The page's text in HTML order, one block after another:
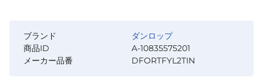
ブランド
ダンロップ
商品ID
A-10835575201
メーカー品番
DFORTFYL2TIN